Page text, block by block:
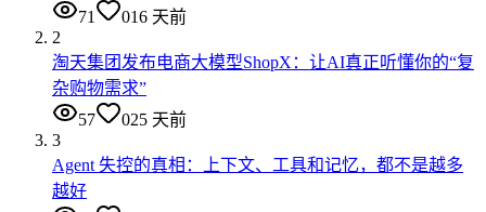
71
016 天前
2
淘天集团发布电商大模型ShopX：让AI真正听懂你的“复
杂购物需求”
57
025 天前
3
Agent 失控的真相：上下文、工具和记忆，都不是越多
越好